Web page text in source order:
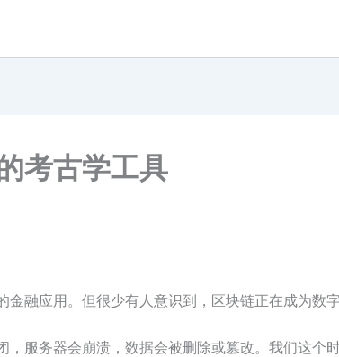
考古学工具
融应用。但很少有人意识到，区块链正在成为数
，服务器会崩溃，数据会被删除或篡改。我们这